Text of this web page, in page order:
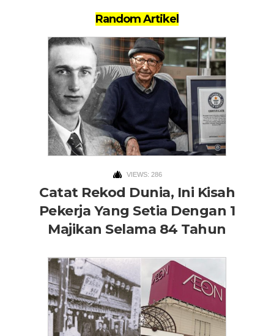
Random Artikel
VIEWS: 286
Catat Rekod Dunia, Ini Kisah
Pekerja Yang Setia Dengan 1
Majikan Selama 84 Tahun